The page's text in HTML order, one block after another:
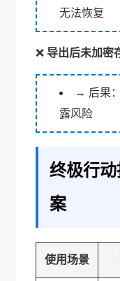
无法恢复
❌ 导出后未加密
→ 后果
露风险
终极行
案
使用场景